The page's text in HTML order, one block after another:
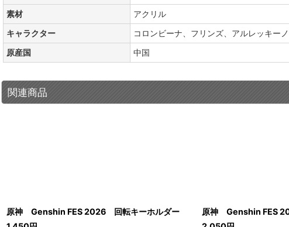
素材
アクリル
キャラクター
コロンビーナ、フリンズ、アルレッキー
原産国
中国
関連商品
原神 Genshin FES 2026 回転キーホルダー
原神 Genshin FES